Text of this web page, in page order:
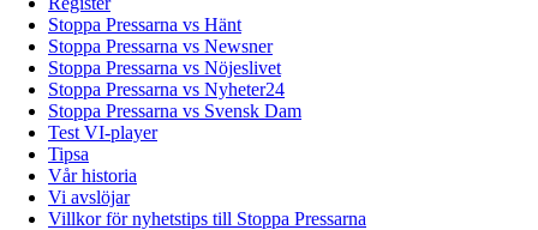
Stoppa Pressarna vs Hänt
Stoppa Pressarna vs Newsner
Stoppa Pressarna vs Nöjeslivet
Stoppa Pressarna vs Nyheter24
Stoppa Pressarna vs Svensk Dam
Test VI-player
Tipsa
Vår historia
Vi avslöjar
Villkor för nyhetstips till Stoppa Pressarna